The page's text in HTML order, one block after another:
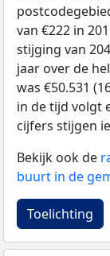
van €222 in
stijging van
jaar over de
was €50.531
in de tijd volgt
cijfers stijgen
Bekijk ook de
buurt in de
Toelichting